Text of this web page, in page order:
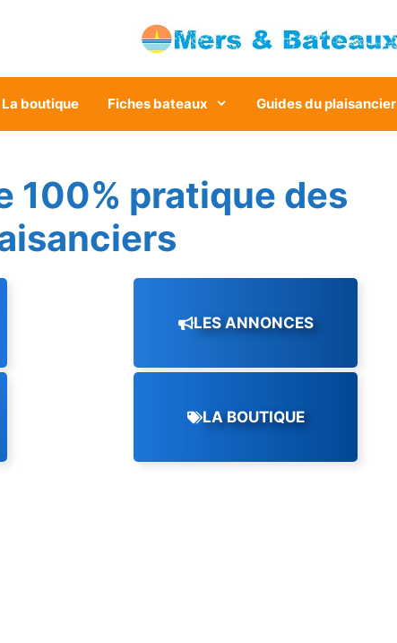
La boutique Fiches bateaux Guides du plaisancier
100% pratique des
LES ANNONCES
LA BOUTIQUE